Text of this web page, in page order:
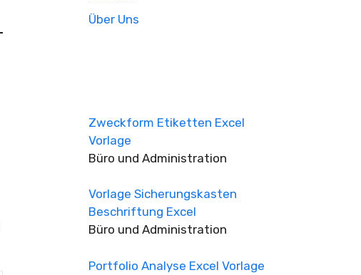
Über Uns
Zweckform Etiketten Excel
Vorlage
Büro und Administration
Vorlage Sicherungskasten
Beschriftung Excel
Büro und Administration
Portfolio Analyse Excel Vorlage